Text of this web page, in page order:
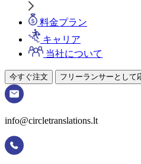
料金プラン
キャリア
当社について
今すぐ注文 フリーランサーとして
info@circletranslations.lt